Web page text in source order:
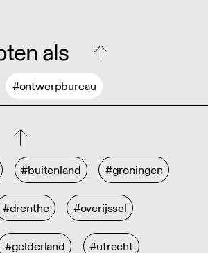
als
#ontwerpbureau
#buitenland #groningen
#drenthe #overijssel
#gelderland #utrecht